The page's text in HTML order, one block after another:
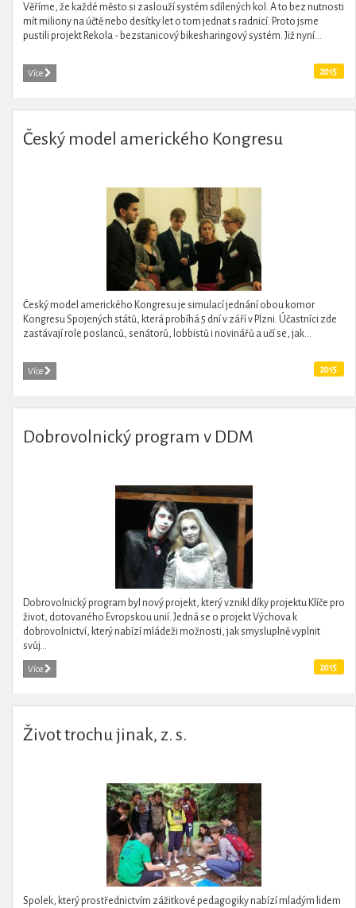
Věříme, že každé město si zaslouží systém sdílených kol. A to bez nutnosti
mít miliony na účtě nebo desítky let o tom jednat s radnicí. Proto jsme
pustili projekt Rekola - bezstanicový bikesharingový systém. Již nyní...
Více 2015
Český model amerického Kongresu
Český model amerického Kongresu je simulací jednání obou komor
Kongresu Spojených států, která probíhá 5 dní v září v Plzni. Účastníci zde
zastávají role poslanců, senátorů, lobbistů i novinářů a učí se, jak...
Více 2015
Dobrovolnický program v DDM
Dobrovolnický program byl nový projekt, který vznikl díky projektu Klíče pro
život, dotovaného Evropskou unií. Jedná se o projekt Výchova k
dobrovolnictví, který nabízí mládeži možnosti, jak smysluplně vyplnit
svůj...
Více 2015
Život trochu jinak, z. s.
Spolek, který prostřednictvím zážitkové pedagogiky nabízí mladým lidem